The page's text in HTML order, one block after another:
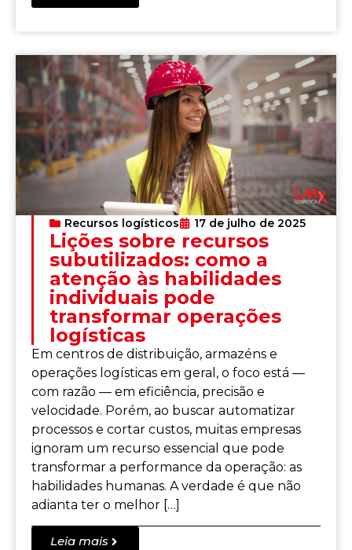
Recursos logísticos 17 de julho de 2025
Lições sobre recursos
subutilizados: como a
atenção às habilidades
individuais pode
transformar operações
logísticas
Em centros de distribuição, armazéns e
operações logísticas em geral, o foco está —
com razão — em eficiência, precisão e
velocidade. Porém, ao buscar automatizar
processos e cortar custos, muitas empresas
ignoram um recurso essencial que pode
transformar a performance da operação: as
habilidades humanas. A verdade é que não
adianta ter o melhor […]
Leia mais